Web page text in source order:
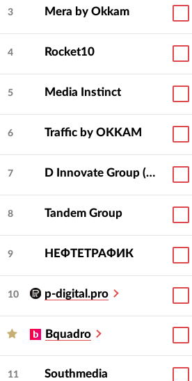
3 Mera by Okkam
4 Rocket10
5 Media Instinct
6 Traffic by OKKAM
7 D Innovate Group (DeltaClick, Soda, Dinamica, Bench!, Deltaplan, Cube)
8 Tandem Group
9 НЕФТЕТРАФИК
10 p-digital.pro
Bquadro
11 Southmedia